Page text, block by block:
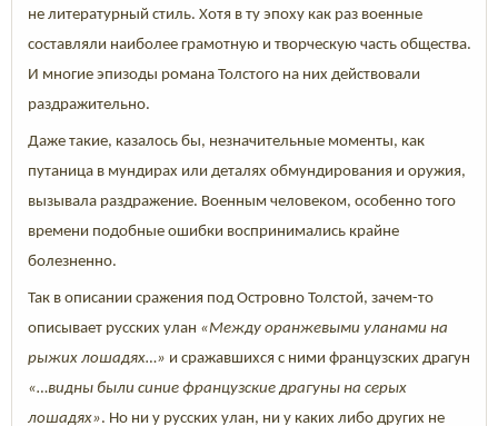
не литературный стиль. Хотя в ту эпоху как раз военные
составляли наиболее грамотную и творческую часть общества.
И многие эпизоды романа Толстого на них действовали
раздражительно.
Даже такие, казалось бы, незначительные моменты, как
путаница в мундирах или деталях обмундирования и оружия,
вызывала раздражение. Военным человеком, особенно того
времени подобные ошибки воспринимались крайне
болезненно.
Так в описании сражения под Островно Толстой, зачем-то
описывает русских улан «Между оранжевыми уланами на
рыжих лошадях…» и сражавшихся с ними французских драгун
«…видны были синие французские драгуны на серых
лошадях». Но ни у русских улан, ни у каких либо других не